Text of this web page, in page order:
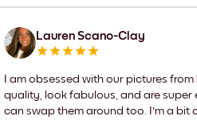
Lauren Scano-Clay
I am obsessed with our pictures
quality, look fabulous, and are super
can swap them around too. I'm a bit